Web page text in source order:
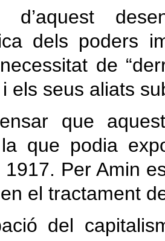
d’aquest
dels poders
de
els seus aliats
que
que podia
1917. Per Amin
el tractament
del